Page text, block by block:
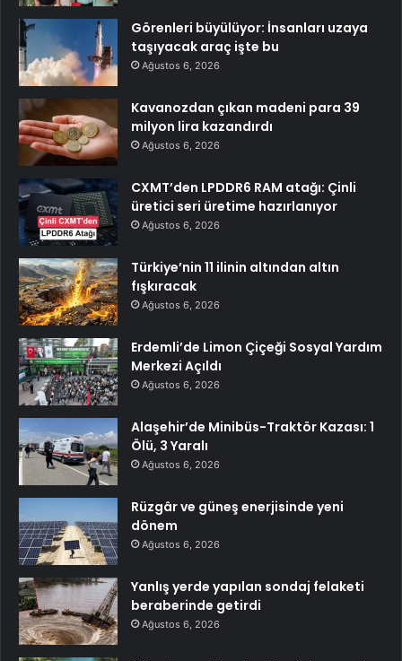
Görenleri büyülüyor: İnsanları uzaya
taşıyacak araç işte bu
Ağustos 6, 2026
Kavanozdan çıkan madeni para 39
milyon lira kazandırdı
Ağustos 6, 2026
CXMT’den LPDDR6 RAM atağı: Çinli
üretici seri üretime hazırlanıyor
Ağustos 6, 2026
Türkiye’nin 11 ilinin altından altın
fışkıracak
Ağustos 6, 2026
Erdemli’de Limon Çiçeği Sosyal Yardım
Merkezi Açıldı
Ağustos 6, 2026
Alaşehir’de Minibüs-Traktör Kazası: 1
Ölü, 3 Yaralı
Ağustos 6, 2026
Rüzgâr ve güneş enerjisinde yeni
dönem
Ağustos 6, 2026
Yanlış yerde yapılan sondaj felaketi
beraberinde getirdi
Ağustos 6, 2026